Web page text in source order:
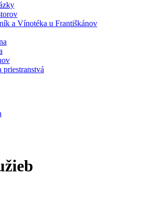
a Vínotéka u Františkánov